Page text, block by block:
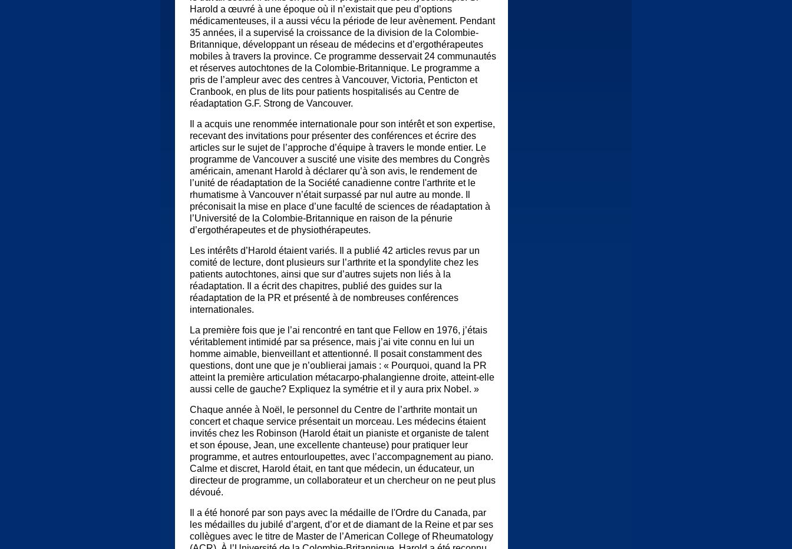
Harold a œuvré à une époque où il n’existait que peu d’options
médicamenteuses, il a aussi vécu la période de leur avènement. Pendant
35 années, il a supervisé la croissance de la division de la Colombie-
Britannique, développant un réseau de médecins et d’ergothérapeutes
mobiles à travers la province. Ce programme desservait 24 communautés
et réserves autochtones de la Colombie-Britannique. Le programme a
pris de l’ampleur avec des centres à Vancouver, Victoria, Penticton et
Cranbook, en plus de lits pour patients hospitalisés au Centre de
réadaptation G.F. Strong de Vancouver.
Il a acquis une renommée internationale pour son intérêt et son expertise,
recevant des invitations pour présenter des conférences et écrire des
articles sur le sujet de l’approche d’équipe à travers le monde entier. Le
programme de Vancouver a suscité une visite des membres du Congrès
américain, amenant Harold à déclarer qu’à son avis, le rendement de
l’unité de réadaptation de la Société canadienne contre l'arthrite et le
rhumatisme à Vancouver n’était surpassé par nul autre au monde. Il
préconisait la mise en place d’une faculté de sciences de réadaptation à
l’Université de la Colombie-Britannique en raison de la pénurie
d’ergothérapeutes et de physiothérapeutes.
Les intérêts d’Harold étaient variés. Il a publié 42 articles revus par un
comité de lecture, dont plusieurs sur l’arthrite et la spondylite chez les
patients autochtones, ainsi que sur d’autres sujets non liés à la
réadaptation. Il a écrit des chapitres, publié des guides sur la
réadaptation de la PR et présenté à de nombreuses conférences
internationales.
La première fois que je l’ai rencontré en tant que Fellow en 1976, j’étais
véritablement intimidé par sa présence, mais j’ai vite connu en lui un
homme aimable, bienveillant et attentionné. Il posait constamment des
questions, dont une que je n’oublierai jamais : « Pourquoi, quand la PR
atteint la première articulation métacarpo-phalangienne droite, atteint-elle
aussi celle de gauche? Expliquez la symétrie et il y aura prix Nobel. »
Chaque année à Noël, le personnel du Centre de l’arthrite montait un
concert et chaque service présentait un morceau. Les médecins étaient
invités chez les Robinson (Harold était un pianiste et organiste de talent
et son épouse, Jean, une excellente chanteuse) pour pratiquer leur
programme, et autres entourloupettes, avec l’accompagnement au piano.
Calme et discret, Harold était, en tant que médecin, un éducateur, un
directeur de programme, un collaborateur et un chercheur on ne peut plus
dévoué.
Il a été honoré par son pays avec la médaille de l'Ordre du Canada, par
les médailles du jubilé d’argent, d’or et de diamant de la Reine et par ses
collègues avec le titre de Master de l’American College of Rheumatology